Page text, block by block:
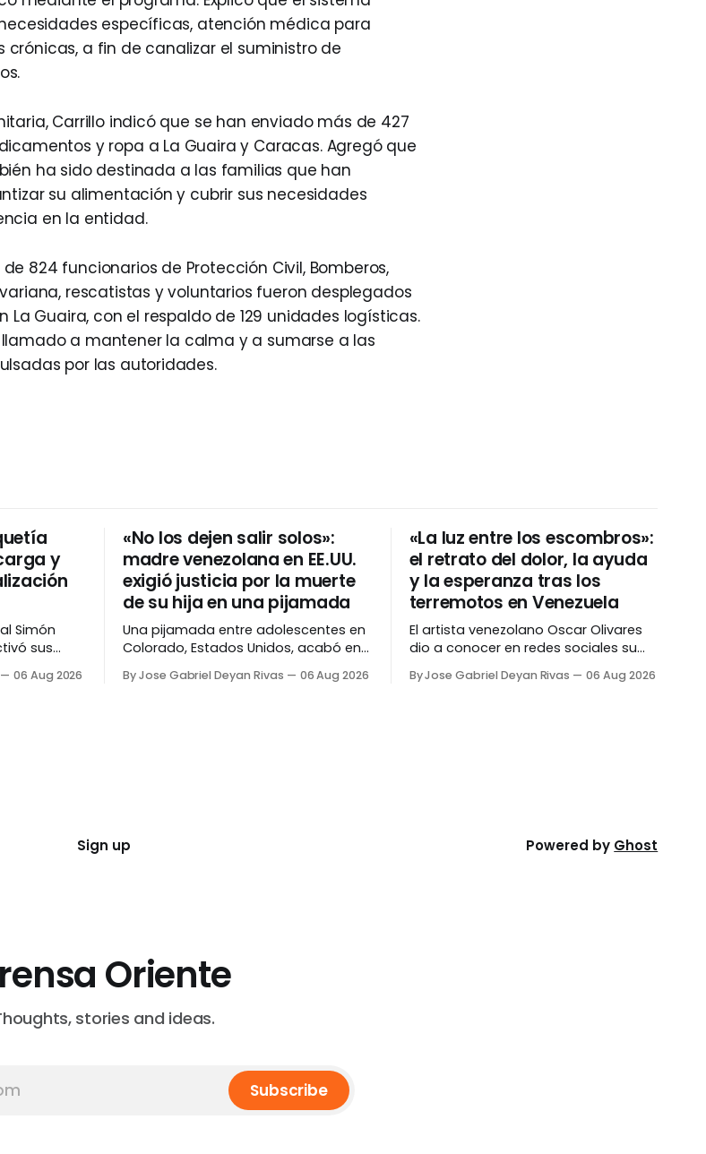
específicas, atención médica para
a fin de canalizar el suministro de
Carrillo indicó que se han enviado más de 427
y ropa a La Guaira y Caracas. Agregó que
ha sido destinada a las familias que han
su alimentación y cubrir sus necesidades
en la entidad.
824 funcionarios de Protección Civil, Bomberos,
rescatistas y voluntarios fueron desplegados
La Guaira, con el respaldo de 129 unidades logísticas.
llamado a mantener la calma y a sumarse a las
por las autoridades.
y
Simón
sus
de sus
06 Aug 2026
«No los dejen salir solos»:
madre venezolana en EE.UU.
exigió justicia por la muerte
de su hija en una pijamada
Una pijamada entre adolescentes en
Colorado, Estados Unidos, acabó en
Santiago Lugo, una venezolana de 14
By Jose Gabriel Deyan Rivas 06 Aug 2026
«La luz entre los escombros»:
el retrato del dolor, la ayuda
y la esperanza tras los
terremotos en Venezuela
El artista venezolano Oscar Olivares
dio a conocer en redes sociales su
inspirada en las «emociones y
By Jose Gabriel Deyan Rivas 06 Aug 2026
Sign up Powered by Ghost
Oriente
stories and ideas.
Subscribe